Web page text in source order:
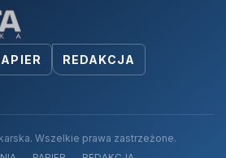
REDAKCJA
Wszelkie prawa zastrzeżone.